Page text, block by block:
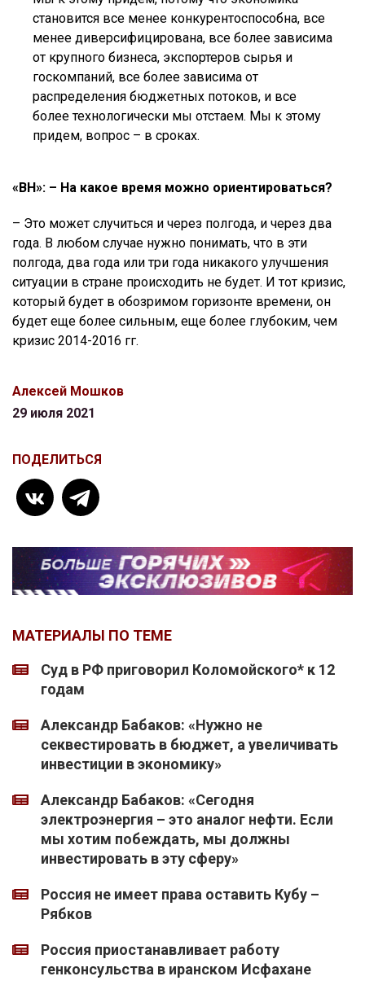
становится все менее конкурентоспособна, все
менее диверсифицирована, все более зависима
от крупного бизнеса, экспортеров сырья и
госкомпаний, все более зависима от
распределения бюджетных потоков, и все
более технологически мы отстаем. Мы к этому
придем, вопрос – в сроках.
«ВН»: – На какое время можно ориентироваться?
– Это может случиться и через полгода, и через два
года. В любом случае нужно понимать, что в эти
полгода, два года или три года никакого улучшения
ситуации в стране происходить не будет. И тот кризис,
который будет в обозримом горизонте времени, он
будет еще более сильным, еще более глубоким, чем
кризис 2014-2016 гг.
Алексей Мошков
29 июля 2021
ПОДЕЛИТЬСЯ
МАТЕРИАЛЫ ПО ТЕМЕ
Суд в РФ приговорил Коломойского* к 12
годам
Александр Бабаков: «Нужно не
секвестировать в бюджет, а увеличивать
инвестиции в экономику»
Александр Бабаков: «Сегодня
электроэнергия – это аналог нефти. Если
мы хотим побеждать, мы должны
инвестировать в эту сферу»
Россия не имеет права оставить Кубу –
Рябков
Россия приостанавливает работу
генконсульства в иранском Исфахане